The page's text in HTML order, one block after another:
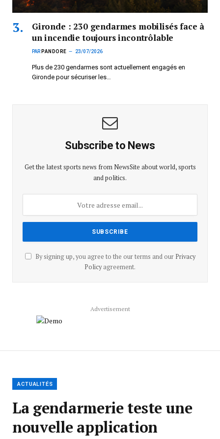
Gironde : 230 gendarmes mobilisés face à
un incendie toujours incontrôlable
PAR PANDORE 23/07/2026
Plus de 230 gendarmes sont actuellement engagés en
Gironde pour sécuriser les…
Subscribe to News
Get the latest sports news from NewsSite about world, sports
and politics.
By signing up, you agree to the our terms and our Privacy
Policyagreement.
Advertisement
ACTUALITÉS
La gendarmerie teste une
nouvelle application